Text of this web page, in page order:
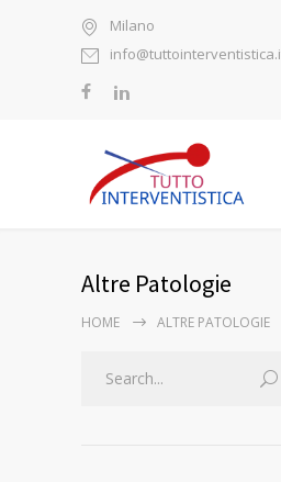
Milano
Altre Patologie
HOME ALTRE PATOLOGIE